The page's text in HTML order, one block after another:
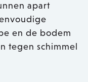
apart
en de bodem
tegen schimmel